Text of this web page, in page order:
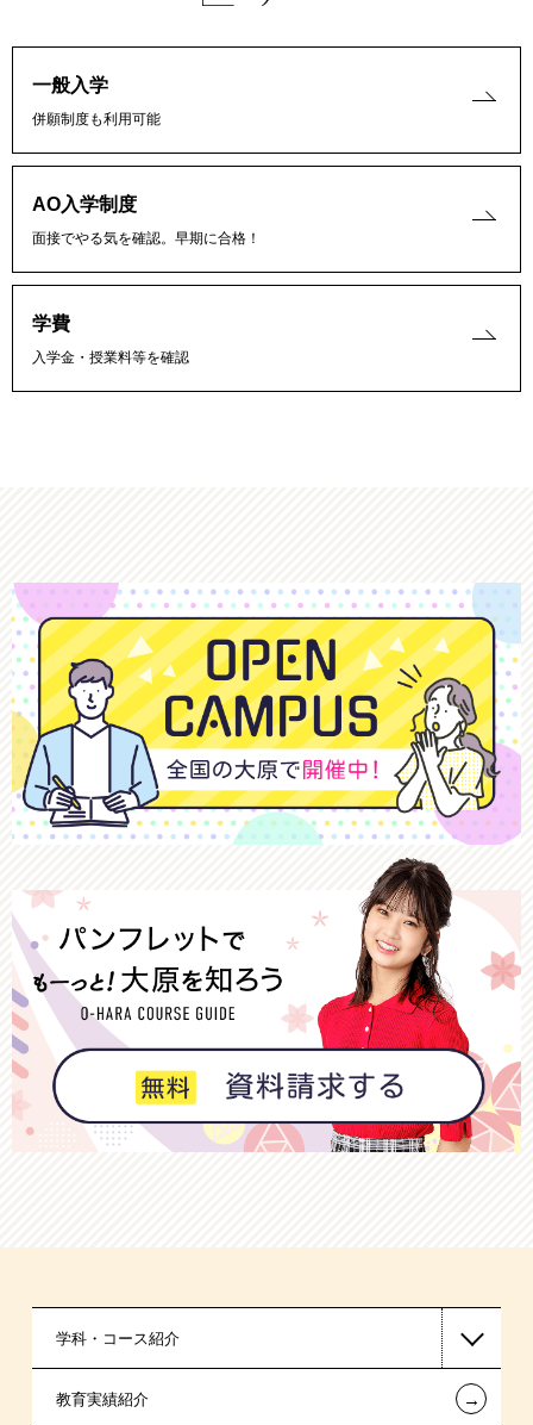
一般入学
併願制度も利用可能
AO入学制度
面接でやる気を確認。早期に合格！
学費
入学金・授業料等を確認
学科・コース紹介
国家公務員・地方公務員系
教育実績紹介 ←